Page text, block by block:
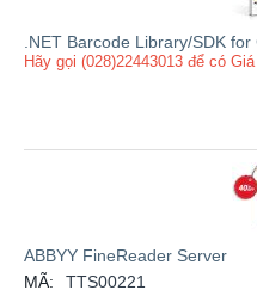
.NET Barcode Library/SDK
Hãy gọi (028)22443013 để có
ABBYY FineReader Server
MÃ:
TTS00221